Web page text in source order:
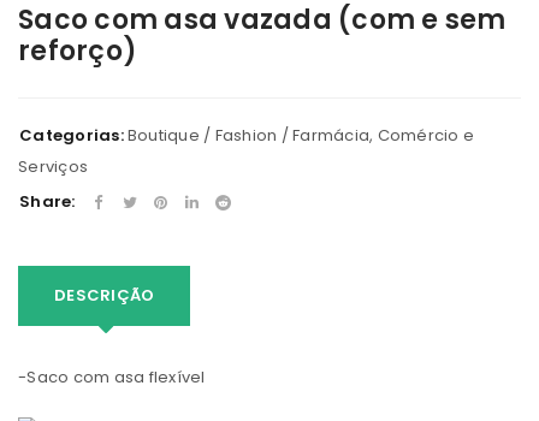
Saco com asa vazada (com e sem
reforço)
Categorias:Boutique / Fashion / Farmácia, Comércio e
Serviços
Share:
DESCRIÇÃO
-Saco com asa flexível